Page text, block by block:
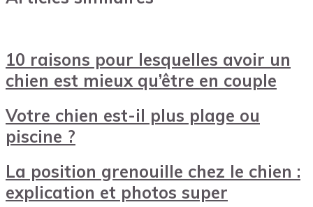
10 raisons pour lesquelles avoir un
chien est mieux qu’être en couple
Votre chien est-il plus plage ou
piscine ?
La position grenouille chez le chien :
explication et photos super